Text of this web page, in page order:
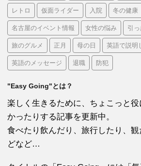
レトロ 仮面ライダー 入院 冬の健康
名古屋のイベント情報 女性の悩み 引
旅のグルメ 正月 母の日 英語で説明
英語のメッセージ 退職 防犯
"Easy Going"とは？
楽しく生きるために、ちょこっと
かったりする記事を更新中。
食べたり飲んだり、旅行したり、
どなど…